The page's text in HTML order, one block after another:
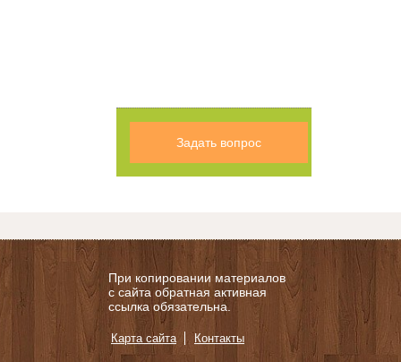
Задать вопрос
При копировании материалов
с сайта обратная активная
ссылка обязательна.
Карта сайта Контакты